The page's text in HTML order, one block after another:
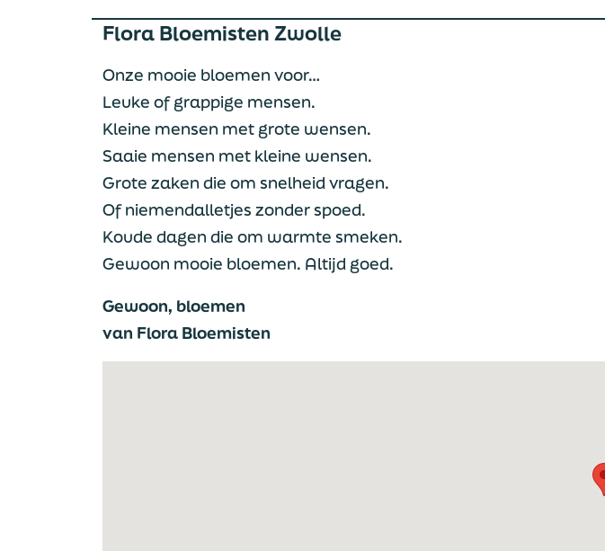
Flora Bloemisten Zwolle
Onze mooie bloemen voor…
Leuke of grappige mensen.
Kleine mensen met grote wensen.
Saaie mensen met kleine wensen.
Grote zaken die om snelheid vragen.
Of niemendalletjes zonder spoed.
Koude dagen die om warmte smeken.
Gewoon mooie bloemen. Altijd goed.
Gewoon, bloemen
van Flora Bloemisten